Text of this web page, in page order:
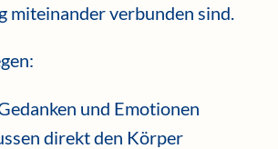
miteinander verbunden sind.
und Emotionen
direkt den Körper